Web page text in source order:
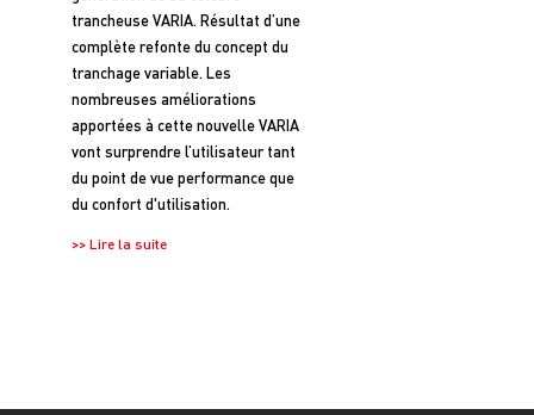
trancheuse VARIA. Résultat d’une
complète refonte du concept du
tranchage variable. Les
nombreuses améliorations
apportées à cette nouvelle VARIA
vont surprendre l’utilisateur tant
du point de vue performance que
du confort d'utilisation.
>> Lire la suite